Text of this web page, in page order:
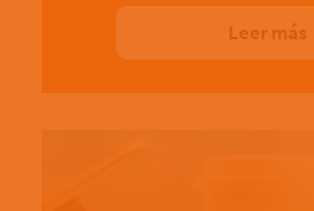
Leer más